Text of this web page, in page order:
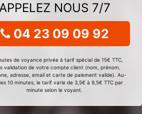
NOUS 7/7
04 23 09 09 92
de voyance privée à tarif spécial de 15€ TTC,
validation de votre compte client (nom, prénom,
adresse, email et carte de paiement valide). Au-
10 minutes, le tarif varie de 3,5€ à 9,5€ TTC par
minute selon le voyant.